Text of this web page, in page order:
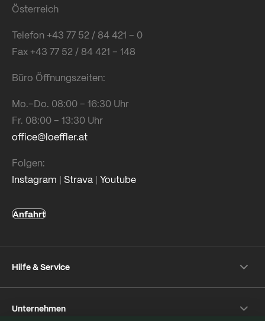
Österreich
Telefon +43 77 52 / 84 421 – 0
Fax +43 77 52 / 84 421 – 148
Büro Öffnungszeiten:
Mo.–Do. 08:00 – 16:30 Uhr
Fr. 08:00 – 13:30 Uhr
office@loeffler.at
Folgen:
Instagram | Strava | Youtube
Anfahrt
Hilfe & Service
Rückversand
Unternehmen